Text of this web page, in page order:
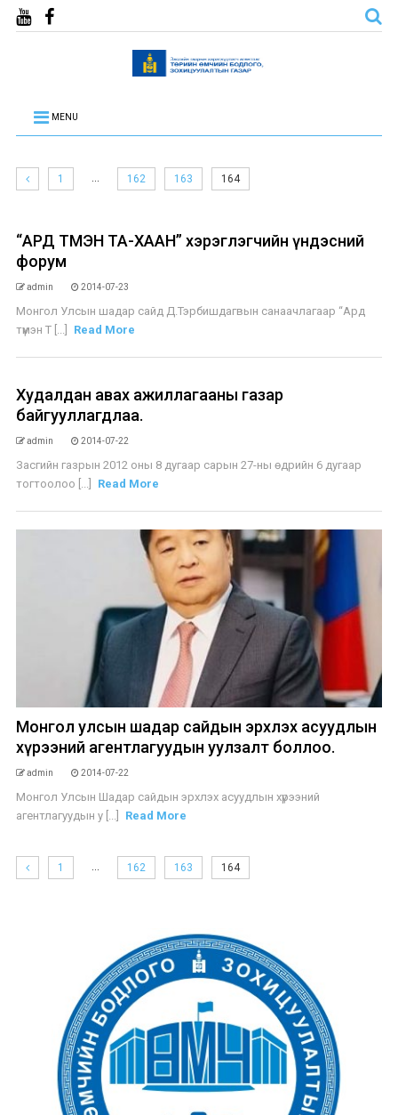
MENU
1 … 162 163 164
“АРД ТҮМЭН ТА-ХААН” хэрэглэгчийн үндэсний
форум
admin 2014-07-23
Монгол Улсын шадар сайд Д.Тэрбишдагвын санаачлагаар “Ард
түмэн Т [...]
Read More
Худалдан авах ажиллагааны газар
байгууллагдлаа.
admin 2014-07-22
Засгийн газрын 2012 оны 8 дугаар сарын 27-ны өдрийн 6 дугаар
тогтоолоо [...]
Read More
Монгол улсын шадар сайдын эрхлэх асуудлын
хүрээний агентлагуудын уулзалт боллоо.
admin 2014-07-22
Монгол Улсын Шадар сайдын эрхлэх асуудлын хүрээний
агентлагуудын у [...]
Read More
1 … 162 163 164